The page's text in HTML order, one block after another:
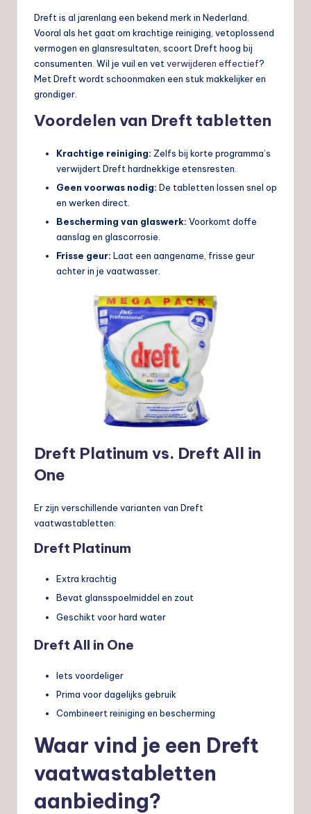
Dreft is al jarenlang een bekend merk in Nederland.
Vooral als het gaat om krachtige reiniging, vetoplossend
vermogen en glansresultaten, scoort Dreft hoog bij
consumenten. Wil je vuil en vet verwijderen effectief?
Met Dreft wordt schoonmaken een stuk makkelijker en
grondiger.
Voordelen van Dreft tabletten
Krachtige reiniging: Zelfs bij korte programma’s
verwijdert Dreft hardnekkige etensresten.
Geen voorwas nodig: De tabletten lossen snel op
en werken direct.
Bescherming van glaswerk: Voorkomt doffe
aanslag en glascorrosie.
Frisse geur: Laat een aangename, frisse geur
achter in je vaatwasser.
Dreft Platinum vs. Dreft All in
One
Er zijn verschillende varianten van Dreft
vaatwastabletten:
Dreft Platinum
Extra krachtig
Bevat glansspoelmiddel en zout
Geschikt voor hard water
Dreft All in One
Iets voordeliger
Prima voor dagelijks gebruik
Combineert reiniging en bescherming
Waar vind je een Dreft
vaatwastabletten
aanbieding?